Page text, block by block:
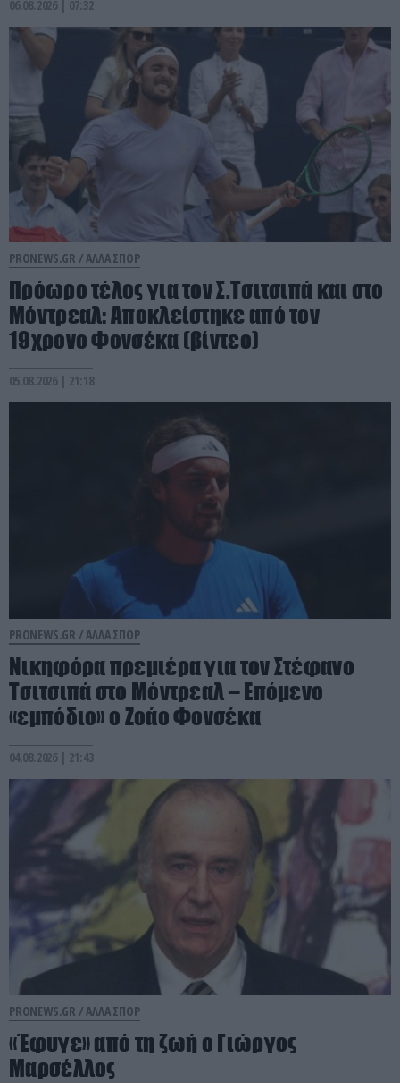
06.08.2026 | 07:32
PRONEWS.GR /ΑΛΛΑ ΣΠΟΡ
Πρόωρο τέλος για τον Σ.Τσιτσιπά και στο
Μόντρεαλ: Αποκλείστηκε από τον
19χρονο Φονσέκα (βίντεο)
05.08.2026 | 21:18
PRONEWS.GR /ΑΛΛΑ ΣΠΟΡ
Νικηφόρα πρεμιέρα για τον Στέφανο
Τσιτσιπά στο Μόντρεαλ – Επόμενο
«εμπόδιο» ο Ζοάο Φονσέκα
04.08.2026 | 21:43
PRONEWS.GR /ΑΛΛΑ ΣΠΟΡ
«Έφυγε» από τη ζωή ο Γιώργος
Μαρσέλλος